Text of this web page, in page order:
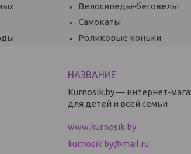
Велосипеды-беговелы
Самокаты
Роликовые коньки
Kurnosik.by — интернет-
для детей и всей семьи
www.kurnosik.by
kurnosik.by@mail.ru